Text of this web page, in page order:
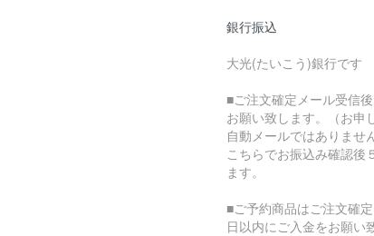
銀行振込
大光(たいこう)銀行です
■ご注文確定メール受信
お願い致します。（お申
自動メールではありませ
こちらでお振込み確認後
ます。
■ご予約商品はご注文確
日以内にご入金をお願い